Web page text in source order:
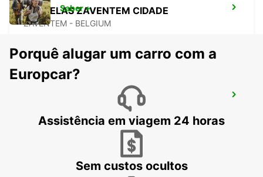
BRUXELAS ZAVENTEM CIDADE
ZAVENTEM - BELGIUM
AEROPORTO DE BRUXELAS ZAVENTEM
Saber +
Porquê alugar um carro com a
Europcar?
Assistência em viagem 24 horas
Sem custos ocultos